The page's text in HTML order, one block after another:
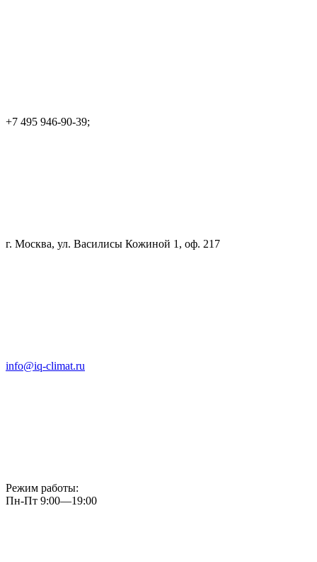
+7 495 946-90-39;
г. Москва, ул. Василисы Кожиной 1, оф. 217
info@iq-climat.ru
Режим работы:
Пн-Пт 9:00—19:00